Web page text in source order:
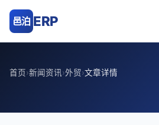
邑泊 ERP
首页›新闻资讯›外贸›文章详情